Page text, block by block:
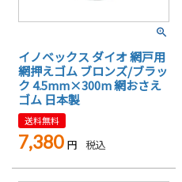
イノベックス ダイオ 網戸用
網押えゴム ブロンズ/ブラッ
ク 4.5mm×300m 網おさえ
ゴム 日本製
送料無料
7,380 税込